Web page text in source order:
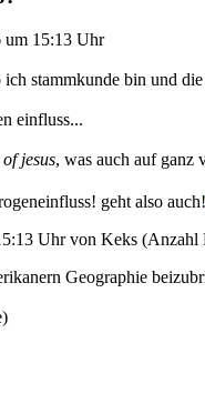
um 15:13 Uhr
stammkunde bin und
einfluss...
jesus, was auch auf ganz
geht also auch!
Uhr von Keks (Anzahl
Geographie